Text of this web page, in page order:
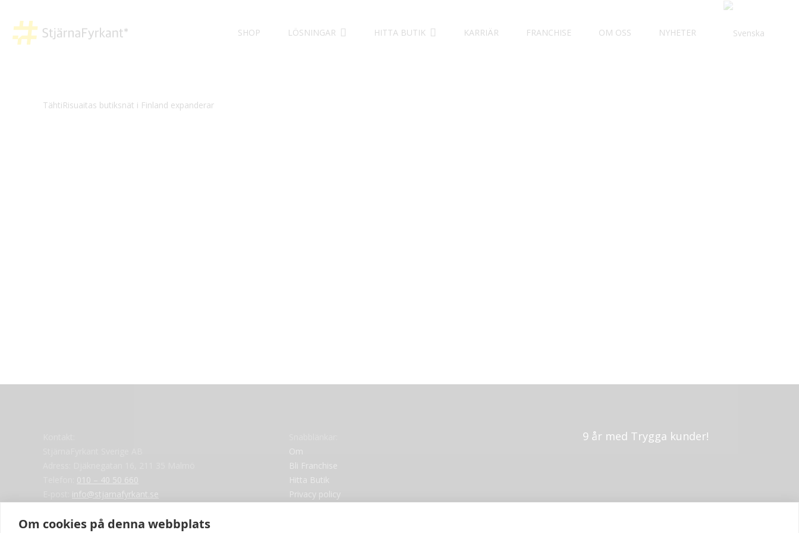
Om cookies på denna webbplats
SHOP LÖSNINGAR HITTA BUTIK KARRIÄR FRANCHISE OM OSS NYHETER
TähtiRisuaitas butiksnät i Finland expanderar
010 – 40 50 660
info@stjarnafyrkant.se
Om
Bli Franchise
Hitta Butik
Privacy policy
9 år med Trygga kunder!